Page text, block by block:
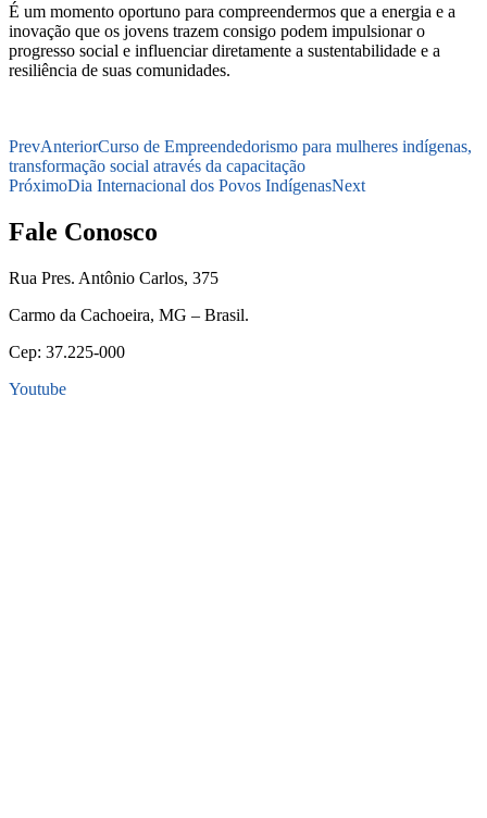
É um momento oportuno para compreendermos que a energia e a
inovação que os jovens trazem consigo podem impulsionar o
progresso social e influenciar diretamente a sustentabilidade e a
resiliência de suas comunidades.
PrevAnteriorCurso de Empreendedorismo para mulheres indígenas,
transformação social através da capacitação
PróximoDia Internacional dos Povos IndígenasNext
Fale Conosco
Rua Pres. Antônio Carlos, 375
Carmo da Cachoeira, MG – Brasil.
Cep: 37.225-000
Youtube